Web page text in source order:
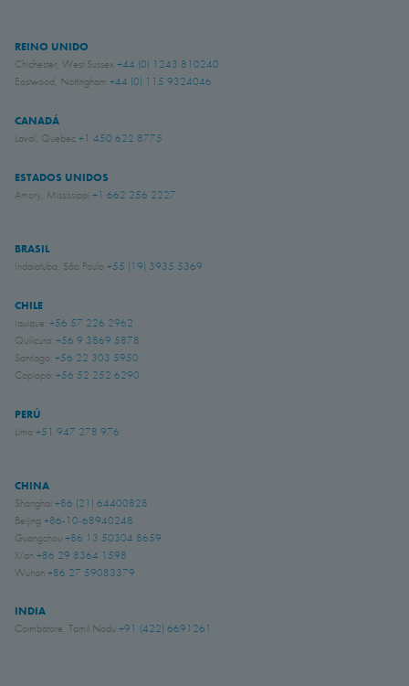
REINO UNIDO
Chichester, West Sussex +44 (0) 1243 810240
Eastwood, Nottingham +44 (0) 115 9324046
CANADÁ
Laval, Quebec+1 450 622 8775
ESTADOS UNIDOS
Amory, Mississippi +1 662 256 2227
BRASIL
Indaiatuba, São Paulo +55 (19) 3935 5369
CHILE
Iquique: +56 57 226 2962
Quilicura: +56 9 3869 5878
Santiago: +56 22 303 5950
Copiapó: +56 52 252 6290
PERÚ
Lima +51 947 278 976
CHINA
Shanghai +86 (21) 64400828
Beijing +86-10-68940248
Guangzhou +86 13 50304 8659
Xi'an +86 29 8364 1598
Wuhan +86 27 59083379
INDIA
Coimbatore, Tamil Nadu +91 (422) 6691261